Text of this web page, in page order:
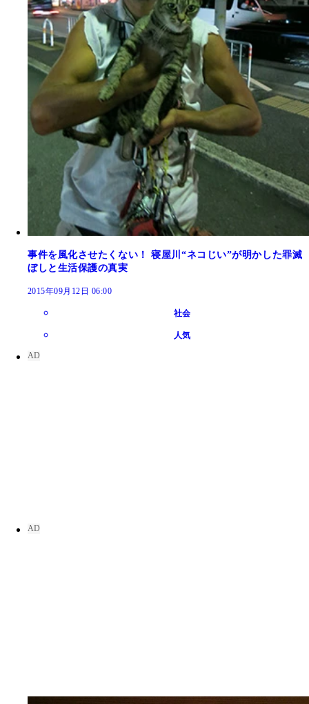
事件を風化させたくない！ 寝屋川“ネコじい”が明かした罪滅
ぼしと生活保護の真実
2015年09月12日 06:00
社会
人気